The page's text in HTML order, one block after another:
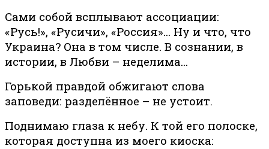
Сами собой всплывают ассоциации:
«Русь!», «Русичи», «Россия»… Ну и что, что
Украина? Она в том числе. В сознании, в
истории, в Любви – неделима…
Горькой правдой обжигают слова
заповеди: разделённое – не устоит.
Поднимаю глаза к небу. К той его полоске,
которая доступна из моего киоска: